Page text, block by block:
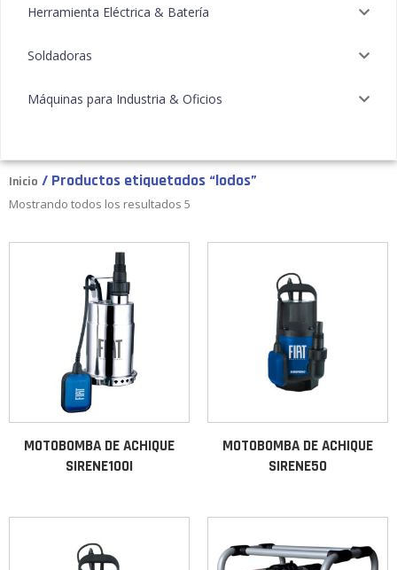
Herramienta Eléctrica & Batería
Soldadoras
Máquinas para Industria & Oficios
Inicio / Productos etiquetados “lodos”
Mostrando todos los resultados 5
MOTOBOMBA DE ACHIQUE
SIRENE100I
MOTOBOMBA DE ACHIQUE
SIRENE50